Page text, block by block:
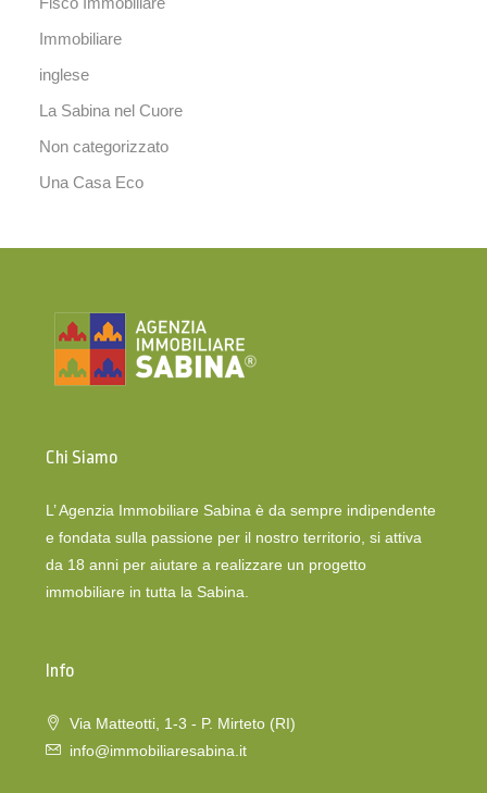
Immobiliare
inglese
La Sabina nel Cuore
Non categorizzato
Una Casa Eco
Chi Siamo
L’ Agenzia Immobiliare Sabina è da sempre indipendente
e fondata sulla passione per il nostro territorio, si attiva
da 18 anni per aiutare a realizzare un progetto
immobiliare in tutta la Sabina.
Info
Via Matteotti, 1-3 - P. Mirteto (RI)
info@immobiliaresabina.it